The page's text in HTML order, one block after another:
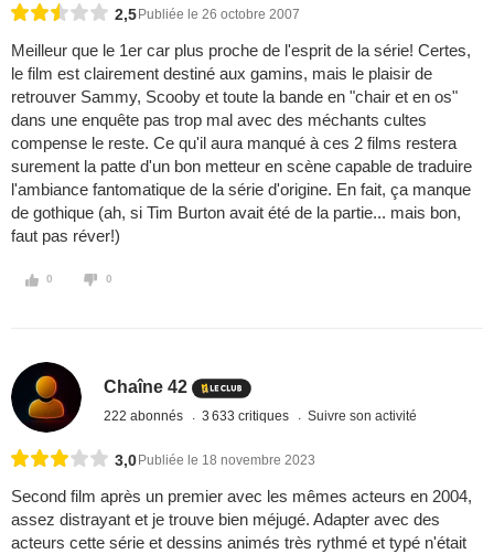
2,5 Publiée le 26 octobre 2007
Meilleur que le 1er car plus proche de l'esprit de la série! Certes,
le film est clairement destiné aux gamins, mais le plaisir de
retrouver Sammy, Scooby et toute la bande en "chair et en os"
dans une enquête pas trop mal avec des méchants cultes
compense le reste. Ce qu'il aura manqué à ces 2 films restera
surement la patte d'un bon metteur en scène capable de traduire
l'ambiance fantomatique de la série d'origine. En fait, ça manque
de gothique (ah, si Tim Burton avait été de la partie... mais bon,
faut pas réver!)
0 0
Chaîne 42
222 abonnés 3 633 critiques Suivre son activité
3,0 Publiée le 18 novembre 2023
Second film après un premier avec les mêmes acteurs en 2004,
assez distrayant et je trouve bien méjugé. Adapter avec des
acteurs cette série et dessins animés très rythmé et typé n'était